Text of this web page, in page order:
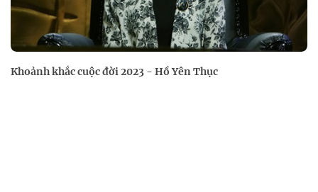
Khoảnh khắc cuộc đời 2023 - Hồ Yên Thục